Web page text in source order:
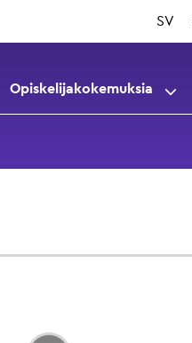
SV
Opiskelijakokemuksia